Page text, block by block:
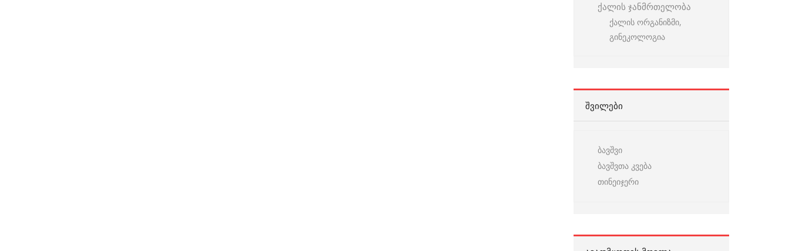
ქალის ჯანმრთელობა
ქალის ორგანიზმი,
გინეკოლოგია
ᲨᲕᲘᲚᲔᲑᲘ
ბავშვი
ბავშვთა კვება
თინეიჯერი